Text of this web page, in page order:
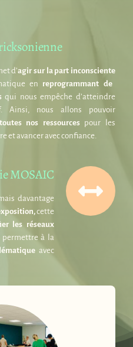
d’agir sur la part inconsciente
en reprogrammant de
qui nous empêche d’atteindre
Ainsi, nous allons pouvoir
nos ressourcespour les
et avancer avec confiance.
MOSAIC
davantage
cette
les réseaux
permettre à la
avec